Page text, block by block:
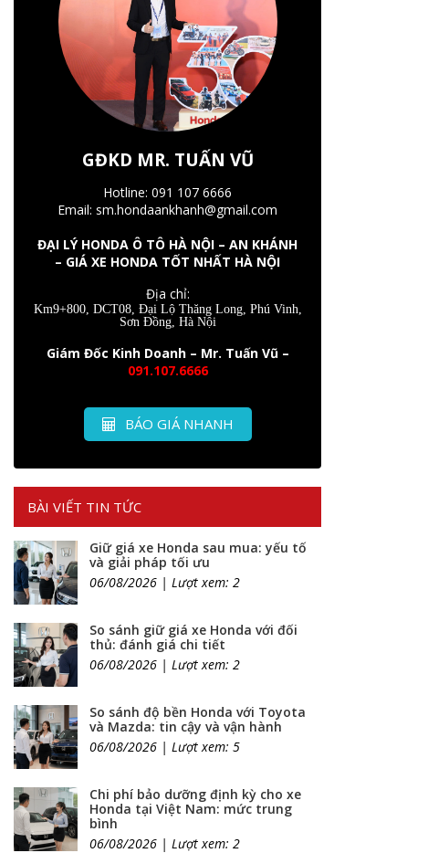
GĐKD MR. TUẤN VŨ
Hotline: 091 107 6666
Email: sm.hondaankhanh@gmail.com
ĐẠI LÝ HONDA Ô TÔ HÀ NỘI – AN KHÁNH
– GIÁ XE HONDA TỐT NHẤT HÀ NỘI
Địa chỉ:
Km9+800, DCT08, Đại Lộ Thăng Long, Phú Vinh,
Sơn Đồng, Hà Nội
Giám Đốc Kinh Doanh – Mr. Tuấn Vũ –
091.107.6666
BÁO GIÁ NHANH
BÀI VIẾT TIN TỨC
Giữ giá xe Honda sau mua: yếu tố
và giải pháp tối ưu
06/08/2026 | Lượt xem: 2
So sánh giữ giá xe Honda với đối
thủ: đánh giá chi tiết
06/08/2026 | Lượt xem: 2
So sánh độ bền Honda với Toyota
và Mazda: tin cậy và vận hành
06/08/2026 | Lượt xem: 5
Chi phí bảo dưỡng định kỳ cho xe
Honda tại Việt Nam: mức trung
bình
06/08/2026 | Lượt xem: 2